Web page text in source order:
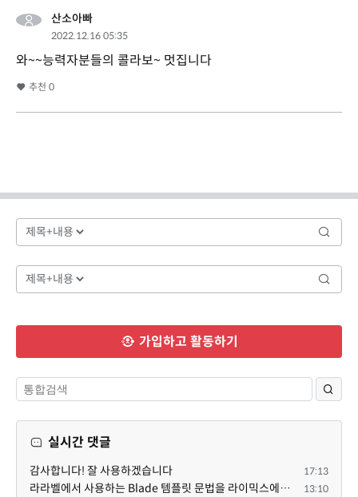
산소아빠
2022.12.16 05:35
와~~능력자분들의 콜라보~ 멋집니다
추천 0
가입하고 활동하기
실시간 댓글
감사합니다! 잘 사용하겠습니다 17:13
라라벨에서 사용하는 Blade 템플릿 문법을 라이믹스에서도 일부분 도입하였는데, 양쪽의 템플릿 매뉴얼 분량... 13:10